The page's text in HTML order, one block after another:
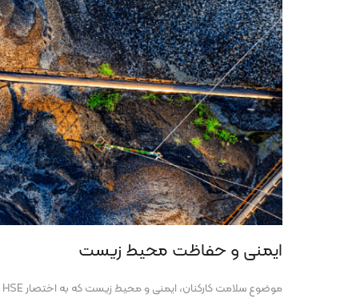
ایمنی و حفاظت محیط زیست